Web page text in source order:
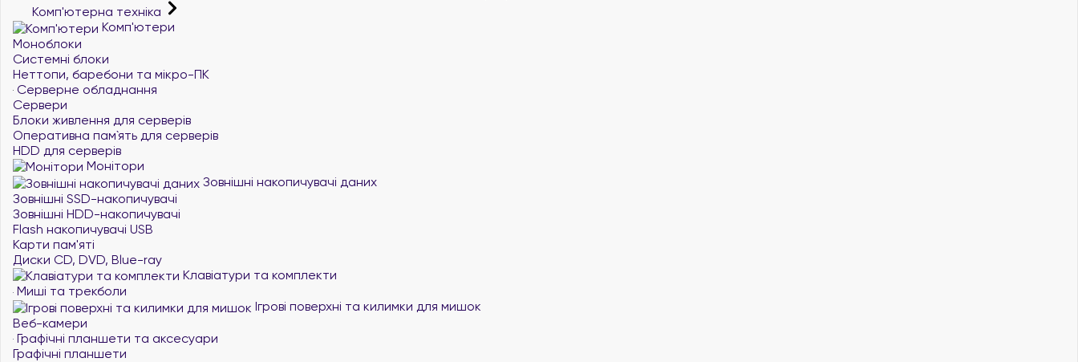
Комп'ютерна техніка
Комп'ютери
Моноблоки
Системні блоки
Неттопи, баребони та мікро-ПК
Серверне обладнання
Сервери
Блоки живлення для серверів
Оперативна пам`ять для серверів
HDD для серверів
Монітори
Зовнішні накопичувачі даних
Зовнішні SSD-накопичувачі
Зовнішні HDD-накопичувачі
Flash накопичувачі USB
Карти пам'яті
Диски CD, DVD, Blue-ray
Клавіатури та комплекти
Миші та трекболи
Ігрові поверхні та килимки для мишок
Веб-камери
Графічні планшети та аксесуари
Графічні планшети